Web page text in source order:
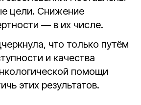
цели. Снижение
— в их числе.
что только путём
и качества
помощи
этих результатов.